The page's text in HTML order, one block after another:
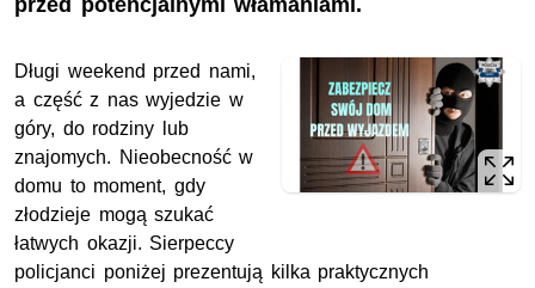
Długi weekend przed nami,
a część z nas wyjedzie w
góry, do rodziny lub
znajomych. Nieobecność w
domu to moment, gdy
złodzieje mogą szukać
łatwych okazji. Sierpeccy
policjanci poniżej prezentują kilka praktycznych